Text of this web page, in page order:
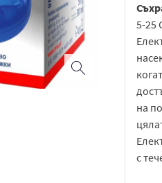
5-25
на
с